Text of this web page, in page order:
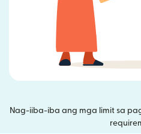
Nag-iiba-iba ang mga limit sa